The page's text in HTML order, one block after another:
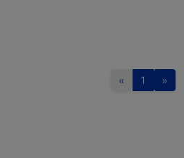
« 1 »